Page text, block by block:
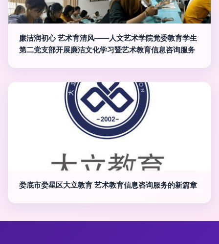
廉洁润初心 艺术育清风——人文艺术学院党委教育学生
第二党支部开展廉洁文化学习暨艺术教育信息咨询服务
娄底市娄星区大立教育 艺术教育信息咨询服务的新篇章